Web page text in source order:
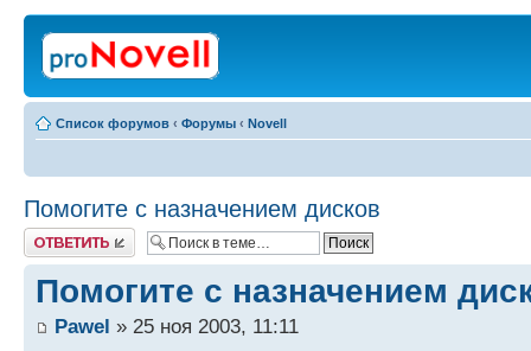
Список форумов ‹ Форумы ‹ Novell
Помогите с назначением дисков
Ответить
Помогите с назначением
Pawel » 25 ноя 2003, 11:11